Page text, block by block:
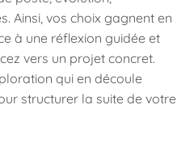
Ainsi, vos choix gagnent en
à une réflexion guidée et
vers un projet concret.
qui en découle
structurer la suite de votre